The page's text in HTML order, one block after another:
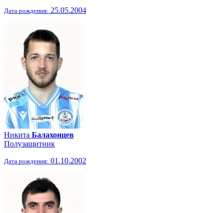
Дата рождения: 25.05.2004
Никита Балахонцев
Полузащитник
Дата рождения: 01.10.2002